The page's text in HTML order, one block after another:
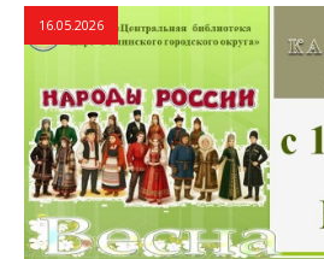
16.05.2026